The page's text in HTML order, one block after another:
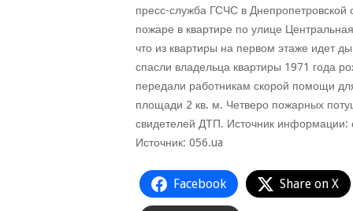
пресс-служба ГСЧС в
пожаре в квартире по улице
что из квартиры на первом этаже идет
спасли владельца квартиры 1971 года
передали работникам скорой помощи
площади 2 кв. м. Четверо пожарных
свидетелей ДТП. Источник
Источник: 056.ua
Facebook Share on X